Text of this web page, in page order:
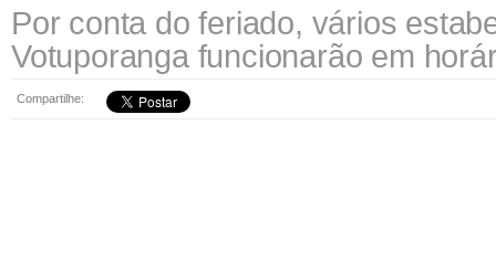
Por conta do feriado, vários
Votuporanga funcionarão em
Compartilhe: